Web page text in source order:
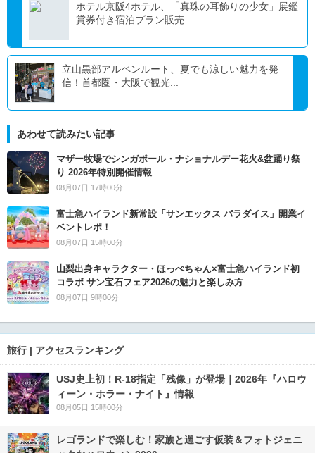
ホテル京阪4ホテル、「真珠の耳飾りの少女」展鑑
賞券付き宿泊プラン販売...
立山黒部アルペンルート、夏でも涼しい魅力を発
信！首都圏・大阪で観光...
あわせて読みたい記事
マザー牧場でシンガポール・ナショナルデー花火&盆踊り祭
り 2026年特別開催情報
08月07日 17時00分
富士急ハイランド新常設「サンエックス パラダイス」開業イ
ベントレポ！
08月07日 15時00分
山梨出身キャラクター・ほっぺちゃん×富士急ハイランド初
コラボ サン宝石フェア2026の魅力と楽しみ方
08月07日 9時00分
旅行 | アクセスランキング
USJ史上初！R-18指定「残像」が登場｜2026年『ハロウ
ィーン・ホラー・ナイト』情報
08月05日 15時00分
レゴランドで楽しむ！家族と過ごす仮装＆フォトジェニ